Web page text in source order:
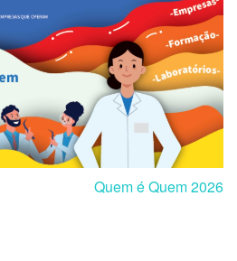
Quem é Quem 2026